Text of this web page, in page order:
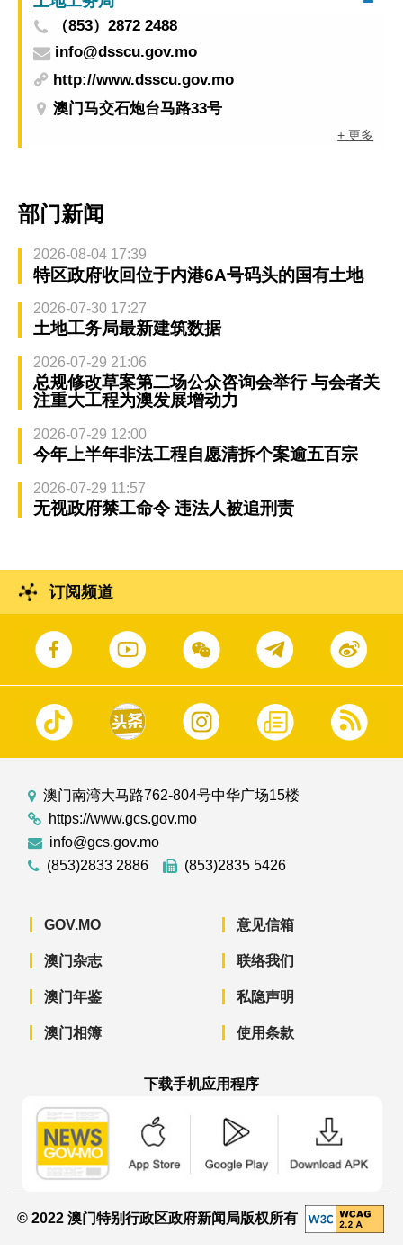
（853）2872 2488
info@dsscu.gov.mo
http://www.dsscu.gov.mo
澳门马交石炮台马路33号
+ 更多
部门新闻
2026-08-04 17:39
特区政府收回位于内港6A号码头的国有土地
2026-07-30 17:27
土地工务局最新建筑数据
2026-07-29 21:06
总规修改草案第二场公众咨询会举行 与会者关
注重大工程为澳发展增动力
2026-07-29 12:00
今年上半年非法工程自愿清拆个案逾五百宗
2026-07-29 11:57
无视政府禁工命令 违法人被追刑责
订阅频道
澳门南湾大马路762-804号中华广场15楼
https://www.gcs.gov.mo
info@gcs.gov.mo
(853)2833 2886
(853)2835 5426
GOV.MO
澳门杂志
澳门年鉴
澳门相簿
意见信箱
联络我们
私隐声明
使用条款
下载手机应用程序
© 2022 澳门特别行政区政府新闻局版权所有